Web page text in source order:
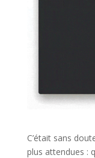
C’était sans
plus attendues :